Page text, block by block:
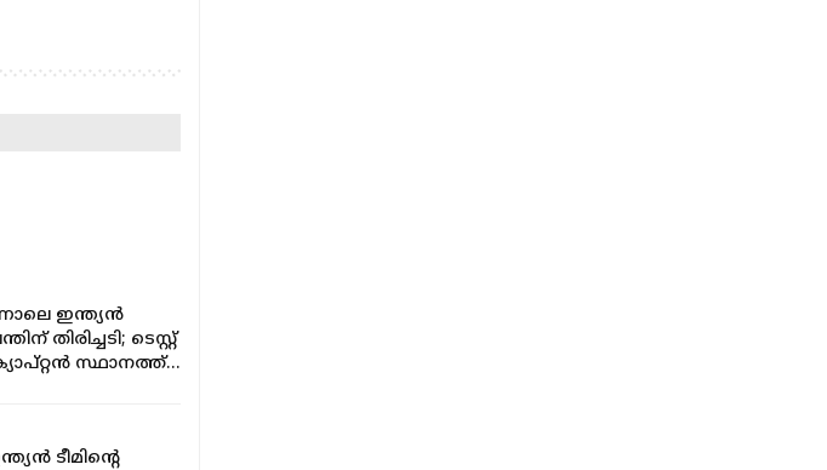
ഇന്ത്യൻ
തിരിച്ചടി; ടെസ്റ്റ്
സ്ഥാനത്ത്
ടീമിന്റെ